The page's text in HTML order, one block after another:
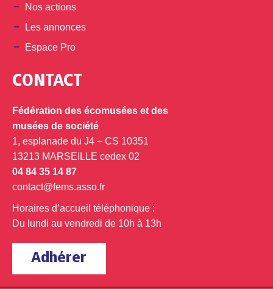
Nos actions
Les annonces
Espace Pro
CONTACT
Fédération des écomusées et des
musées de société
1, esplanade du J4 – CS 10351
13213 MARSEILLE cedex 02
04 84 35 14 87
contact@fems.asso.fr
Horaires d’accueil téléphonique :
Du lundi au vendredi de 10h à 13h
Adhérer